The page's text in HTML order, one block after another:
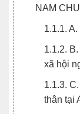
NAM
1.1.1.
1.1.2.
xã hội
1.1.3.
thân tại